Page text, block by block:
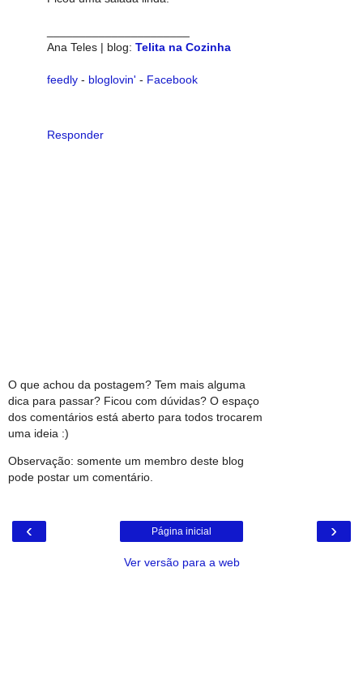
Ana Teles | blog: Telita na Cozinha
feedly - bloglovin' - Facebook
Responder
O que achou da postagem? Tem mais alguma
dica para passar? Ficou com dúvidas? O espaço
dos comentários está aberto para todos trocarem
uma ideia :)
Observação: somente um membro deste blog
pode postar um comentário.
‹ ›
Página inicial
Ver versão para a web